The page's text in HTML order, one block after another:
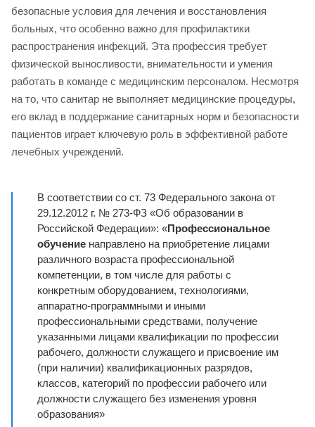
безопасные условия для лечения и восстановления
больных, что особенно важно для профилактики
распространения инфекций. Эта профессия требует
физической выносливости, внимательности и умения
работать в команде с медицинским персоналом. Несмотря
на то, что санитар не выполняет медицинские процедуры,
его вклад в поддержание санитарных норм и безопасности
пациентов играет ключевую роль в эффективной работе
лечебных учреждений.
В соответствии со ст. 73 Федерального закона от
29.12.2012 г. № 273-ФЗ «Об образовании в
Российской Федерации»: «Профессиональное
обучение направлено на приобретение лицами
различного возраста профессиональной
компетенции, в том числе для работы с
конкретным оборудованием, технологиями,
аппаратно-программными и иными
профессиональными средствами, получение
указанными лицами квалификации по профессии
рабочего, должности служащего и присвоение им
(при наличии) квалификационных разрядов,
классов, категорий по профессии рабочего или
должности служащего без изменения уровня
образования»